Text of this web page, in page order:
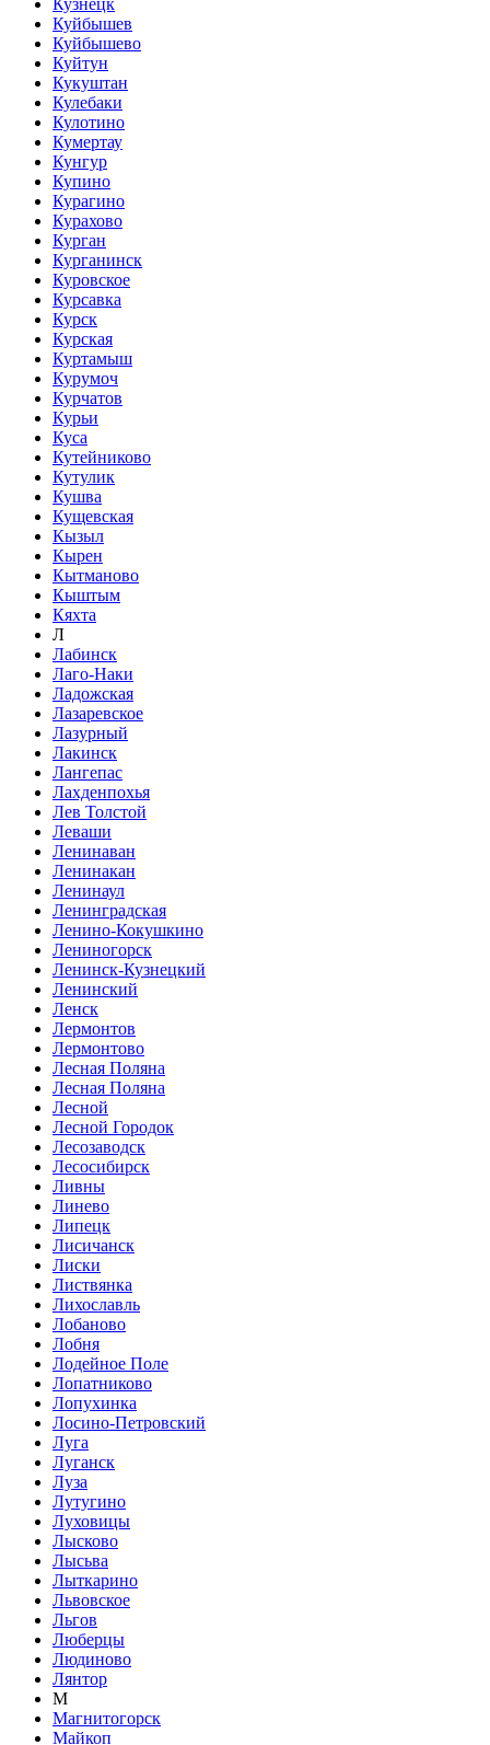
Кузнецк
Куйбышев
Куйбышево
Куйтун
Кукуштан
Кулебаки
Кулотино
Кумертау
Кунгур
Купино
Курагино
Курахово
Курган
Курганинск
Куровское
Курсавка
Курск
Курская
Куртамыш
Курумоч
Курчатов
Курьи
Куса
Кутейниково
Кутулик
Кушва
Кущевская
Кызыл
Кырен
Кытманово
Кыштым
Кяхта
Л
Лабинск
Лаго-Наки
Ладожская
Лазаревское
Лазурный
Лакинск
Лангепас
Лахденпохья
Лев Толстой
Леваши
Ленинаван
Ленинакан
Ленинаул
Ленинградская
Ленино-Кокушкино
Лениногорск
Ленинск-Кузнецкий
Ленинский
Ленск
Лермонтов
Лермонтово
Лесная Поляна
Лесная Поляна
Лесной
Лесной Городок
Лесозаводск
Лесосибирск
Ливны
Линево
Липецк
Лисичанск
Лиски
Листвянка
Лихославль
Лобаново
Лобня
Лодейное Поле
Лопатниково
Лопухинка
Лосино-Петровский
Луга
Луганск
Луза
Лутугино
Луховицы
Лысково
Лысьва
Лыткарино
Львовское
Льгов
Люберцы
Людиново
Лянтор
М
Магнитогорск
Майкоп